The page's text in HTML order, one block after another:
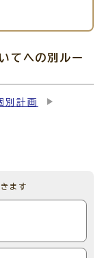
てへの別ルー
別計画
ます